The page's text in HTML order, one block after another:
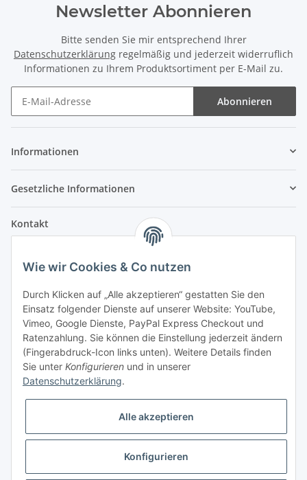
Newsletter Abonnieren
Bitte senden Sie mir entsprechend Ihrer
Datenschutzerklärung regelmäßig und jederzeit widerruflich
Informationen zu Ihrem Produktsortiment per E-Mail zu.
Abonnieren
Informationen
Gesetzliche Informationen
Kontakt
Im Weiherfeld 10
Montag bis Freitag
Ladengeschäft: 8.00 Uhr - 17.00 Uhr
Werkstatt: 7.30 Uhr - 16.30 Uhr
Samstag
Bezahlvarianten
Wie wir Cookies & Co nutzen
Durch Klicken auf „Alle akzeptieren“ gestatten Sie den
Einsatz folgender Dienste auf unserer Website: YouTube,
Vimeo, Google Dienste, PayPal Express Checkout und
Ratenzahlung. Sie können die Einstellung jederzeit ändern
(Fingerabdruck-Icon links unten). Weitere Details finden
Sie unter Konfigurieren und in unserer
Datenschutzerklärung.
Alle akzeptieren
Konfigurieren